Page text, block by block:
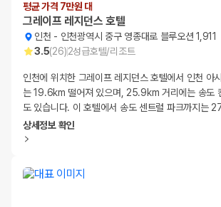
평균 가격 7만원 대
그레이프 레지던스 호텔
인천 - 인천광역시 중구 영종대로 블루오션 1,911
3.5(26)2성급호텔/리조트
인천에 위치한 그레이프 레지던스 호텔에서 인천 아
는 19.6km 떨어져 있으며, 25.9km 거리에는 송도
도 있습니다. 이 호텔에서 송도 센트럴 파크까지는
상세정보 확인